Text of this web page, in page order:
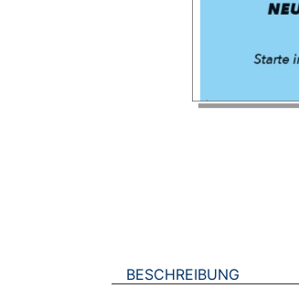
BESCHREIBUNG